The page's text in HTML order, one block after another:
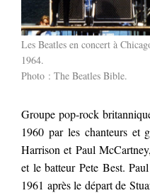
Les Beatles en concert à
1964.
Photo : The Beatles Bible.
Groupe pop-rock
1960 par les chanteurs et
Harrison et Paul
et le batteur Pete Best.
1961 après le départ de